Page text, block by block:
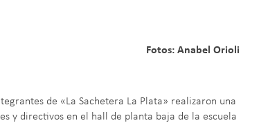
Fotos: Anabel Orioli
de «La Sachetera La Plata» realizaron una
y directivos en el hall de planta baja de la escuela